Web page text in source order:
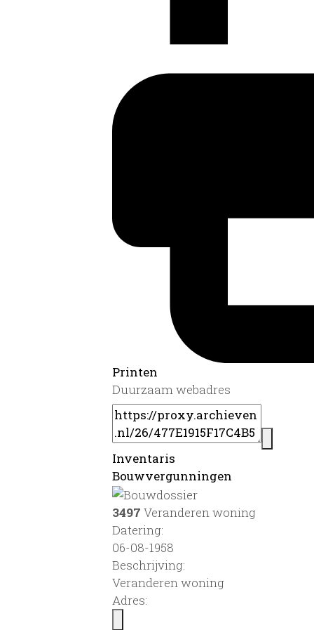
Printen
Duurzaam webadres
Inventaris
Bouwvergunningen
3497 Veranderen woning
Datering:
06-08-1958
Beschrijving:
Veranderen woning
Adres: